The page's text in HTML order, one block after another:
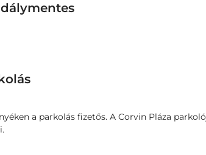
a parkolás fizetős. A Corvin Pláza